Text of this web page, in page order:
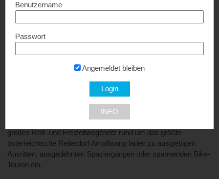
Inmitten des idyllischen Hausruckwaldes gelegen beginnt dein
ganze Familie geboten. Erholung, Entspannung oder Action,
Die Augen der „kleinen“ Gäste werden ganz groß, wenn sie zum
ersten Mal das Flosse- Abenteuerland sehen – ein großer,
bunter Indoor-Spielpark zum Toben und Spielen.
Ein besonderes Highlight ist die Reitanlage mit über 50 Pferden
und Ponys. Die weitläufigen Wälder und ein 420 Kilometer
großes Reit- und Freizeitwegenetz rund um das größte
österreichische Reiterdorf Ampflwang laden zu ausgiebigen
Ausritten, ausgedehnten Spaziergängen oder spannenden Bike-
Touren ein.
Benutzername
Passwort
Angemeldet bleiben
INFO